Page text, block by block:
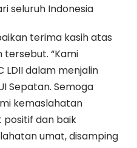
seluruh Indonesia
terima kasih atas
“Kami
LDII dalam menjalin
Sepatan. Semoga
kemaslahatan
positif dan baik
umat, disamping